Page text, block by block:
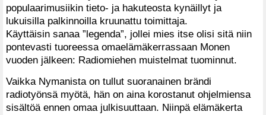
populaarimusiikin tieto- ja hakuteosta kynäillyt ja
lukuisilla palkinnoilla kruunattu toimittaja.
Käyttäisin sanaa ”legenda”, jollei mies itse olisi sitä niin
pontevasti tuoreessa omaelämäkerrassaan Monen
vuoden jälkeen: Radiomiehen muistelmat tuominnut.
Vaikka Nymanista on tullut suoranainen brändi
radiotyönsä myötä, hän on aina korostanut ohjelmiensa
sisältöä ennen omaa julkisuuttaan. Niinpä elämäkerta